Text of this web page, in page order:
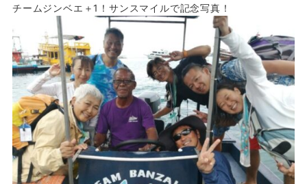
チームジンベエ＋1！サンスマイルで記念写真！